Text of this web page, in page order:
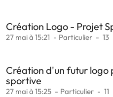
Création Logo - Projet
27 mai à 15:21 Particulier 13
Création d'un futur logo
sportive
27 mai à 15:25 Particulier 11